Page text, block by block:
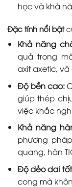
học và khả
Đặc tính nổi bật
Khả năng
quả trong
axit axetic,
Độ bền cao:
giúp thép
việc khắc
Khả năng
phương
quang, hàn
Độ dẻo dai
cong mà